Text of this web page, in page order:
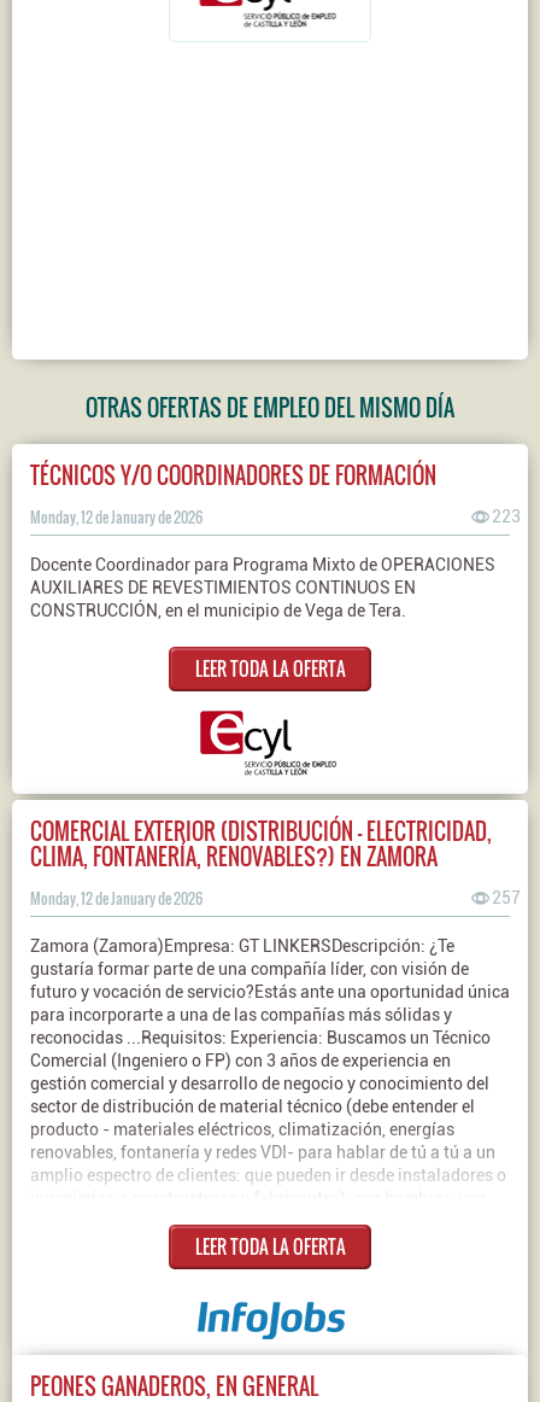
OTRAS OFERTAS DE EMPLEO DEL MISMO DÍA
TÉCNICOS Y/O COORDINADORES DE FORMACIÓN
Monday, 12 de January de 2026 223
Docente Coordinador para Programa Mixto de OPERACIONES
AUXILIARES DE REVESTIMIENTOS CONTINUOS EN
CONSTRUCCIÓN, en el municipio de Vega de Tera.
LEER TODA LA OFERTA
COMERCIAL EXTERIOR (DISTRIBUCIÓN - ELECTRICIDAD,
CLIMA, FONTANERÍA, RENOVABLES?) EN ZAMORA
Monday, 12 de January de 2026 257
Zamora (Zamora)Empresa: GT LINKERSDescripción: ¿Te
gustaría formar parte de una compañía líder, con visión de
futuro y vocación de servicio?Estás ante una oportunidad única
para incorporarte a una de las compañías más sólidas y
reconocidas ...Requisitos: Experiencia: Buscamos un Técnico
Comercial (Ingeniero o FP) con 3 años de experiencia en
gestión comercial y desarrollo de negocio y conocimiento del
sector de distribución de material técnico (debe entender el
producto - materiales eléctricos, climatización, energías
renovables, fontanería y redes VDI- para hablar de tú a tú a un
amplio espectro de clientes: que pueden ir desde instaladores o
actitud clara: que sepa ver más allá de la operación diaria,
identificar oportunidades, consolidar relaciones y generar
crecimiento. ·Manejo habitual de sistemas ERP y CRM.·Actitud
(aprender y aportar), con actitud, compromiso y honestidad,
con clara vocación de servicio, con ambición y ganas de crecer
en el mundo de la Distribución: trabajas bien la exigencia y el
compromiso pero también construyes relaciones auténticas,
LEER TODA LA OFERTA
PEONES GANADEROS, EN GENERAL